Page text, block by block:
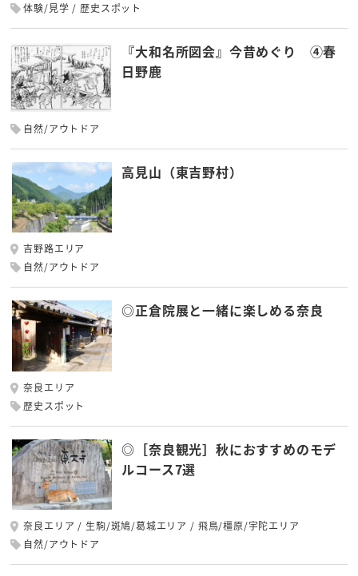
体験/見学
歴史スポット
『大和名所図会』今昔めぐり ④春
日野鹿
自然/アウトドア
高見山（東吉野村）
吉野路エリア
自然/アウトドア
◎正倉院展と一緒に楽しめる奈良
奈良エリア
歴史スポット
◎［奈良観光］秋におすすめのモデ
ルコース7選
奈良エリア 生駒/斑鳩/葛城エリア
飛鳥/橿原/宇陀エリア
自然/アウトドア